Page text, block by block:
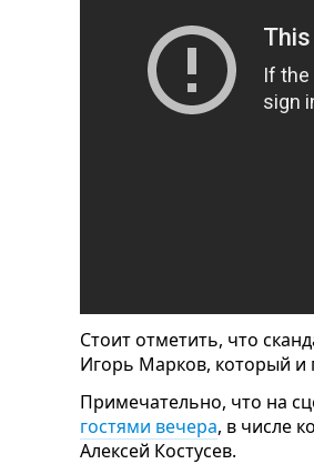
Стоит отметить, что
Игорь Марков, который и
Примечательно, что на
гостями вечера, в числе
Алексей Костусев.